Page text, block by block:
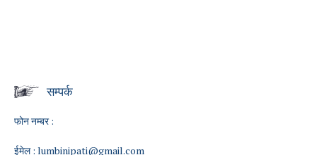
सम्पर्क
फोन नम्बर :
ईमेल : lumbinipati@gmail.com